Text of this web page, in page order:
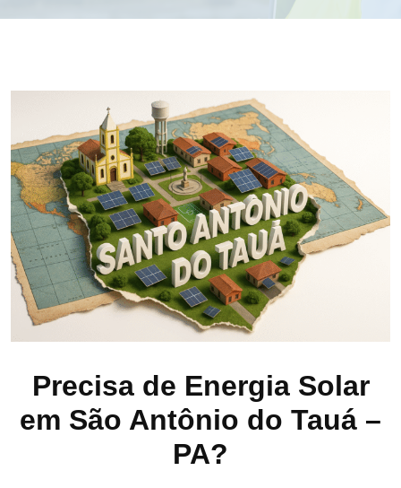
Precisa de Energia Solar
em São Antônio do Tauá –
PA?